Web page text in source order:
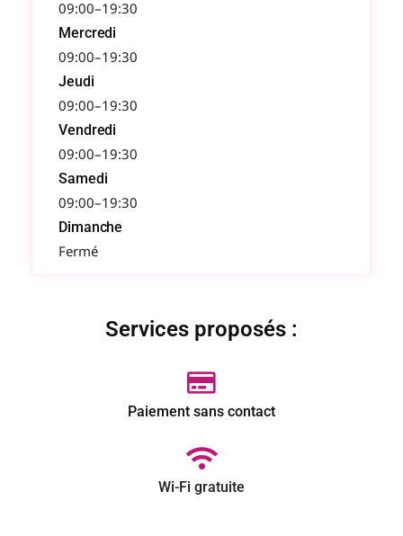
09:00–19:30
Mercredi
09:00–19:30
Jeudi
09:00–19:30
Vendredi
09:00–19:30
Samedi
09:00–19:30
Dimanche
Fermé
Services proposés :
Paiement sans contact
Wi-Fi gratuite